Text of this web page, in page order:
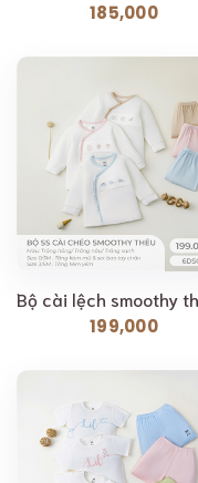
185,000
199,000